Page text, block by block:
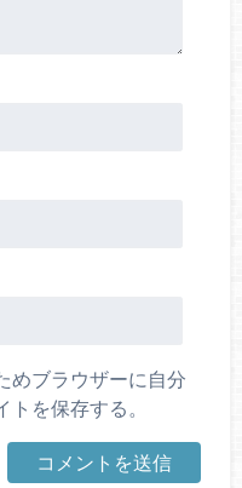
めブラウザーに自分
を保存する。